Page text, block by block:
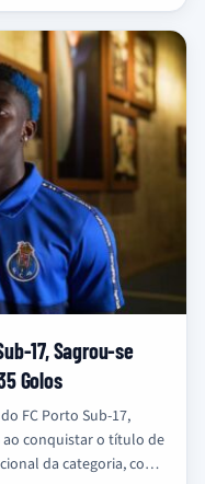
17, Sagrou-se
Golos
FC Porto Sub-17,
ao conquistar o título de
da categoria, com